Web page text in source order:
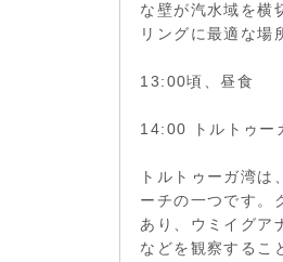
な壁が汽水域を横
リングに最適な場
13:00頃、昼食
14:00 トルトゥー
トルトゥーガ湾は
ーチの一つです。
あり、ウミイグア
などを観察するこ